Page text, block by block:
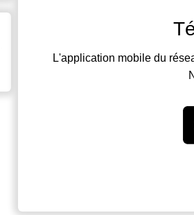
L'application mobile du